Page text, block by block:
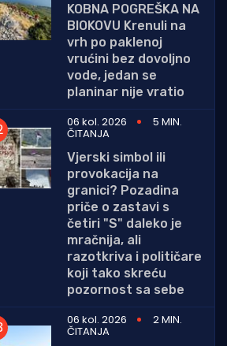
KOBNA POGREŠKA NA
BIOKOVU Krenuli na
vrh po paklenoj
vrućini bez dovoljno
vode, jedan se
planinar nije vratio
06 kol. 2026
5 MIN.
ČITANJA
Vjerski simbol ili
provokacija na
granici? Pozadina
priče o zastavi s
četiri "S" daleko je
mračnija, ali
razotkriva i političare
koji tako skreću
pozornost sa sebe
06 kol. 2026
2 MIN.
ČITANJA